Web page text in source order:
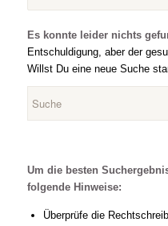
Es konnte leider nichts
Entschuldigung, aber der
Willst Du eine neue Suche
Um die besten
folgende Hinweise:
Überprüfe die